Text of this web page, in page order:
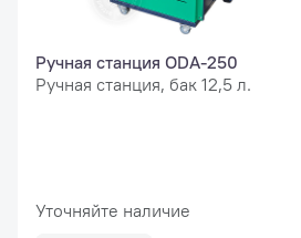
Ручная станция ODA-250
Ручная станция, бак 12,5 л.
Уточняйте наличие